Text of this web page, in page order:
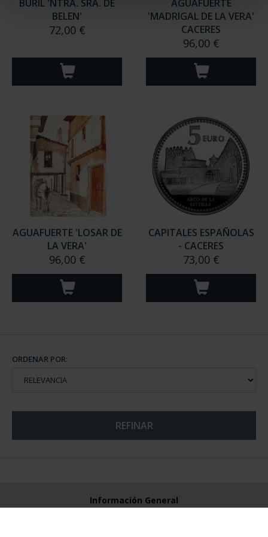
BURIL 'NTRA. SRA. DE
BELEN'
72,00 €
AGUAFUERTE
'MADRIGAL DE LA VERA'
CACERES
96,00 €
AGUAFUERTE 'LOSAR DE
LA VERA'
96,00 €
CAPITALES ESPAÑOLAS
- CACERES
73,00 €
ORDENAR POR:
REFINAR
Información General